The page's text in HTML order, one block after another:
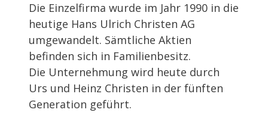
Die Einzelfirma wurde im Jahr 1990 in die
heutige Hans Ulrich Christen AG
umgewandelt. Sämtliche Aktien
befinden sich in Familienbesitz.
Die Unternehmung wird heute durch
Urs und Heinz Christen in der fünften
Generation geführt.